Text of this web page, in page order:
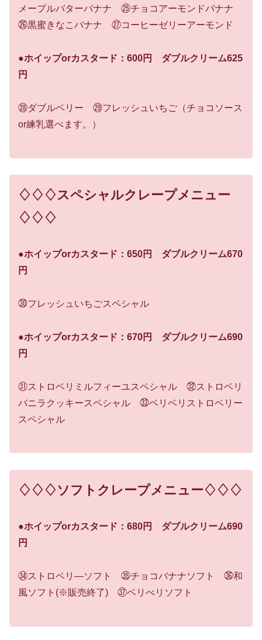
メープルバターバナナ ㉕チョコアーモンドバナナ
㉖黒蜜きなこバナナ ㉗コーヒーゼリーアーモンド
●ホイップorカスタード：600円 ダブルクリーム625
円
㉘ダブルベリー ㉙フレッシュいちご（チョコソース
or練乳選べます。）
♢♢♢スペシャルクレープメニュー
♢♢♢
●ホイップorカスタード：650円 ダブルクリーム670
円
㉚フレッシュいちごスペシャル
●ホイップorカスタード：670円 ダブルクリーム690
円
㉛ストロベリミルフィーユスペシャル ㉜ストロベリ
バニラクッキースペシャル ㉝ベリベリストロベリー
スペシャル
♢♢♢ソフトクレープメニュー♢♢♢
●ホイップorカスタード：680円 ダブルクリーム690
円
㉞ストロベリ―ソフト ㉟チョコバナナソフト ㊱和
風ソフト(※販売終了) ㊲ベリべリソフト